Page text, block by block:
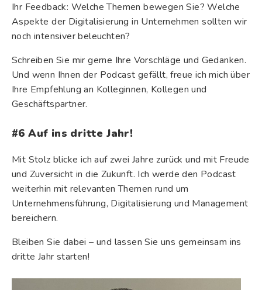
Ihr Feedback: Welche Themen bewegen Sie? Welche
Aspekte der Digitalisierung in Unternehmen sollten wir
noch intensiver beleuchten?
Schreiben Sie mir gerne Ihre Vorschläge und Gedanken.
Und wenn Ihnen der Podcast gefällt, freue ich mich über
Ihre Empfehlung an Kolleginnen, Kollegen und
Geschäftspartner.
#6 Auf ins dritte Jahr!
Mit Stolz blicke ich auf zwei Jahre zurück und mit Freude
und Zuversicht in die Zukunft. Ich werde den Podcast
weiterhin mit relevanten Themen rund um
Unternehmensführung, Digitalisierung und Management
bereichern.
Bleiben Sie dabei – und lassen Sie uns gemeinsam ins
dritte Jahr starten!